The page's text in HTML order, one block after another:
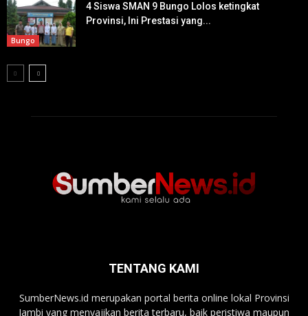
Bungo
4 Siswa SMAN 9 Bungo Lolos ketingkat
Provinsi, Ini Prestasi yang...
TENTANG KAMI
SumberNews.id merupakan portal berita online lokal Provinsi
Jambi yang menyajikan berita terbaru, baik peristiwa maupun